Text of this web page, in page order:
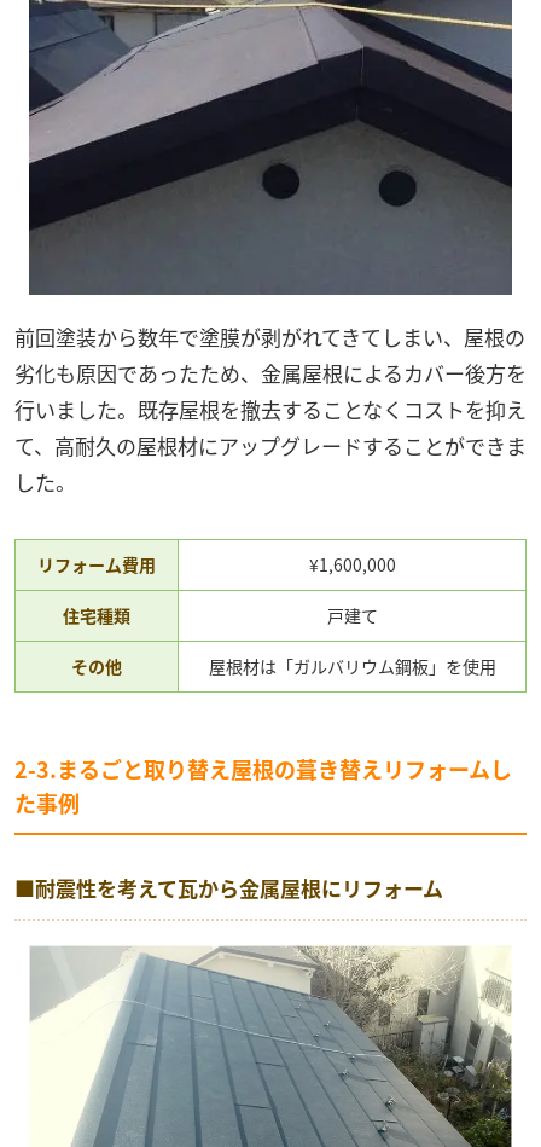
前回塗装から数年で塗膜が剥がれてきてしまい、屋根の
劣化も原因であったため、金属屋根によるカバー後方を
行いました。既存屋根を撤去することなくコストを抑え
て、高耐久の屋根材にアップグレードすることができま
した。
リフォーム費用 ¥1,600,000
住宅種類 戸建て
その他 屋根材は「ガルバリウム鋼板」を使用
2-3.まるごと取り替え屋根の葺き替えリフォームし
た事例
■耐震性を考えて瓦から金属屋根にリフォーム